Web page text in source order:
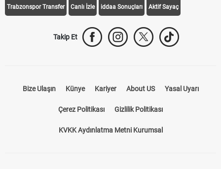
Trabzonspor Transfer Canlı İzle iddaa Sonuçları Aktif Sayaç
Takip Et
Bize Ulaşın Künye Kariyer About US Yasal Uyarı
Çerez Politikası Gizlilik Politikası
KVKK Aydınlatma Metni Kurumsal